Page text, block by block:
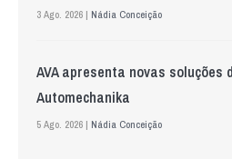
3 Ago. 2026 | Nádia Conceição
AVA apresenta novas
Automechanika
5 Ago. 2026 | Nádia Conceição